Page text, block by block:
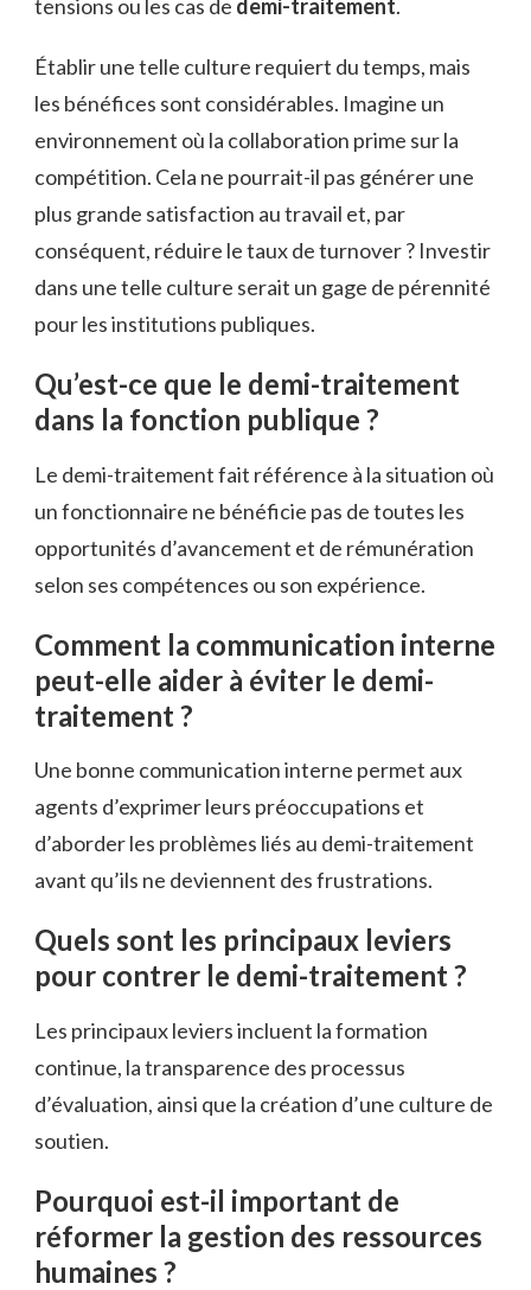
tensions ou les cas de demi-traitement.
Établir une telle culture requiert du temps, mais
les bénéfices sont considérables. Imagine un
environnement où la collaboration prime sur la
compétition. Cela ne pourrait-il pas générer une
plus grande satisfaction au travail et, par
conséquent, réduire le taux de turnover ? Investir
dans une telle culture serait un gage de pérennité
pour les institutions publiques.
Qu’est-ce que le demi-traitement
dans la fonction publique ?
Le demi-traitement fait référence à la situation où
un fonctionnaire ne bénéficie pas de toutes les
opportunités d’avancement et de rémunération
selon ses compétences ou son expérience.
Comment la communication interne
peut-elle aider à éviter le demi-
traitement ?
Une bonne communication interne permet aux
agents d’exprimer leurs préoccupations et
d’aborder les problèmes liés au demi-traitement
avant qu’ils ne deviennent des frustrations.
Quels sont les principaux leviers
pour contrer le demi-traitement ?
Les principaux leviers incluent la formation
continue, la transparence des processus
d’évaluation, ainsi que la création d’une culture de
soutien.
Pourquoi est-il important de
réformer la gestion des ressources
humaines ?